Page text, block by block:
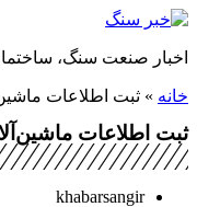
پرش
محتوا
اخبار صنعت سنگ،
خانه » ثبت اطلاعات
ثبت اطلاعات
khabarsangir